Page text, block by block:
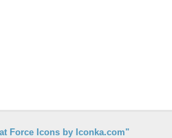
Force Icons by Iconka.com"